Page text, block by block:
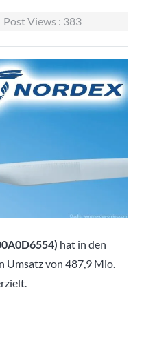
Post Views : 383
hat in den
Umsatz von 487,9 Mio.